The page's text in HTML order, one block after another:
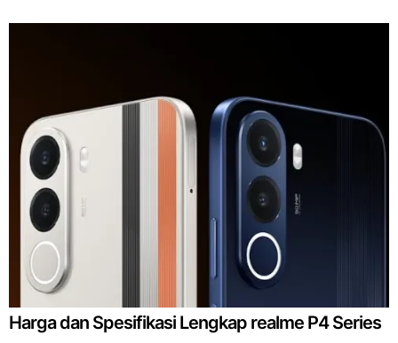
Harga dan Spesifikasi Lengkap realme P4 Series